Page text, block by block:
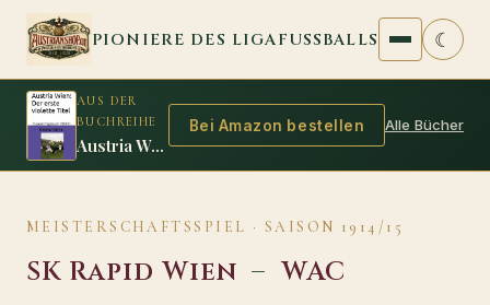
Zum Inhalt springen
PIONIERE DES LIGAFUSSBALLS ☾
AUS DER
BUCHREIHE
Austria Wien: Der erste violette Titel
Bei Amazon bestellen Alle Bücher
MEISTERSCHAFTSSPIEL · SAISON 1914/15
SK Rapid Wien –WAC